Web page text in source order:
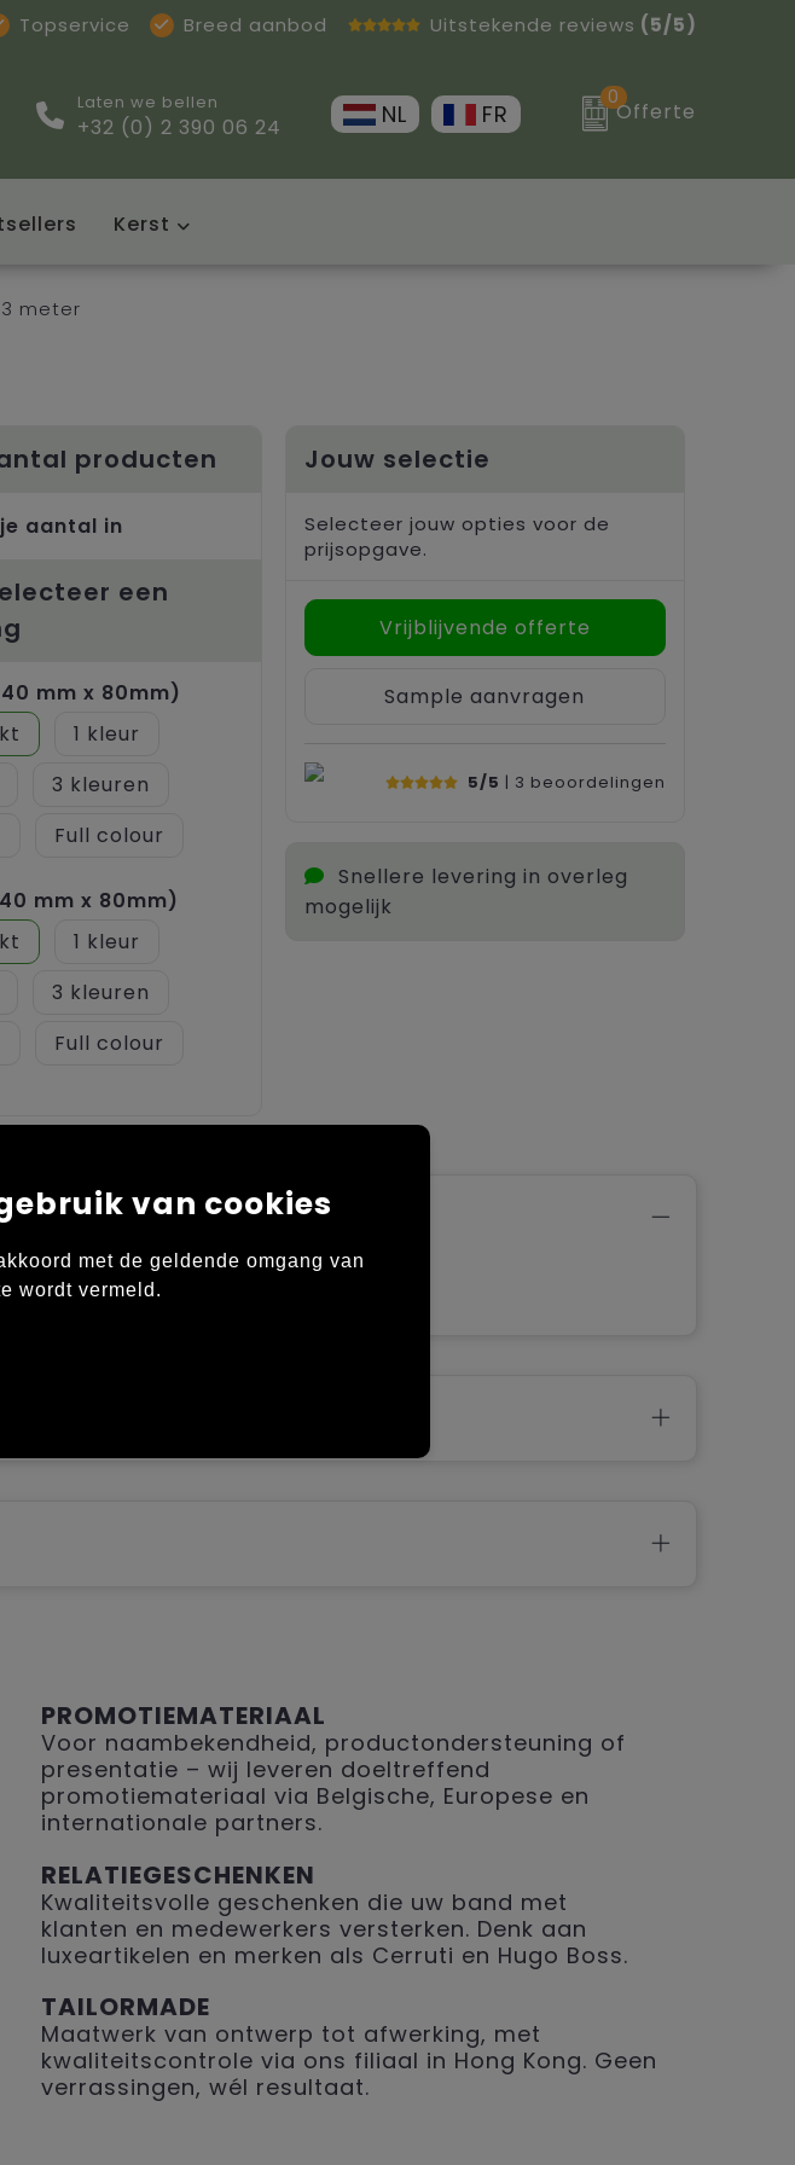
Topservice Breed aanbod Uitstekende reviews (5/5)
Laten we bellen
+32 (0) 2 390 06 24 NL FR
0
Offerte
Kerst
meter
producten
aantal in
een
mm x 80mm)
1
3
Full colour
mm x 80mm)
1
3
Full colour
Jouw selectie
Selecteer jouw opties voor de
prijsopgave.
Vrijblijvende offerte
Sample aanvragen
5/5 | 3 beoordelingen
Snellere levering in overleg
mogelijk
peterselie, dille,
PROMOTIEMATERIAAL
Voor naambekendheid, productondersteuning of
presentatie – wij leveren doeltreffend
promotiemateriaal via Belgische, Europese en
internationale partners.
RELATIEGESCHENKEN
Kwaliteitsvolle geschenken die uw band met
klanten en medewerkers versterken. Denk aan
luxeartikelen en merken als Cerruti en Hugo Boss.
TAILORMADE
Maatwerk van ontwerp tot afwerking, met
kwaliteitscontrole via ons filiaal in Hong Kong. Geen
verrassingen, wél resultaat.
van cookies
met de geldende omgang van
wordt vermeld.